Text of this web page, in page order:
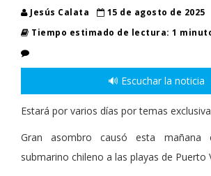
Jesús Calata
15 de agosto de 2025
Tiempo estimado de lectura: 1
🔊 Escuchar la noticia
Estará por varios días por temas
Gran asombro causó esta
submarino chileno a las playas de Puerto